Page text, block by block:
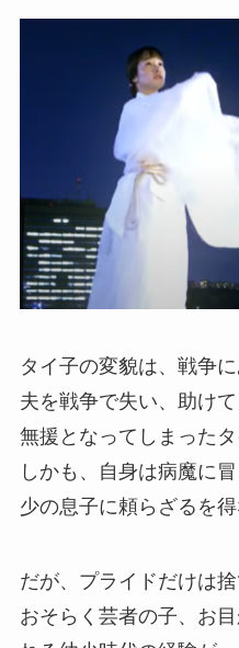
タイ子の変貌は、戦争に
夫を戦争で失い、助け
無援となってしまったタ
しかも、自身は病魔に
少の息子に頼らざるを得
だが、プライドだけは捨
おそらく芸者の子、お